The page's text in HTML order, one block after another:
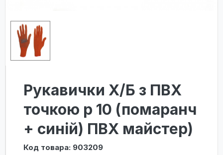
Рукавички Х/Б з ПВХ
точкою р 10 (помаранч
+ синій) ПВХ майстер)
Код товара: 903209